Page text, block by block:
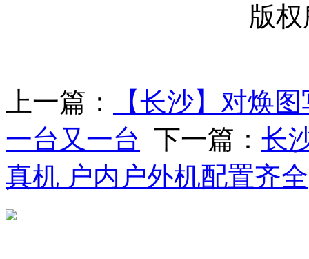
版
上一篇：
【长沙】对焕
一台又一台 下一篇： 长
真机 户内户外机配置齐全